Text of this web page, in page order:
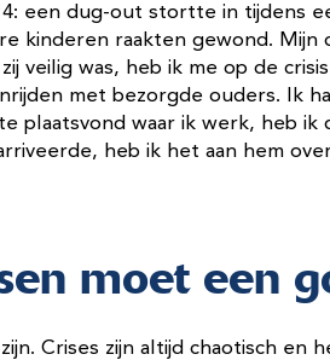
een dug-out stortte in tijdens
kinderen raakten gewond. Mijn
veilig was, heb ik me op de
met bezorgde ouders. Ik
plaatsvond waar ik werk, heb
heb ik het aan hem
moet een
Crises zijn altijd chaotisch en